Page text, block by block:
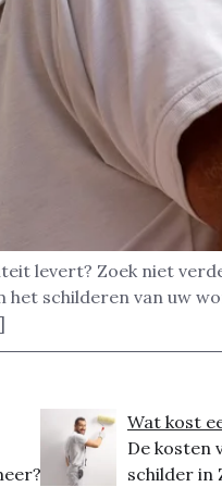
levert? Zoek niet
schilderen van uw
Wat kost
De kosten
schilder in